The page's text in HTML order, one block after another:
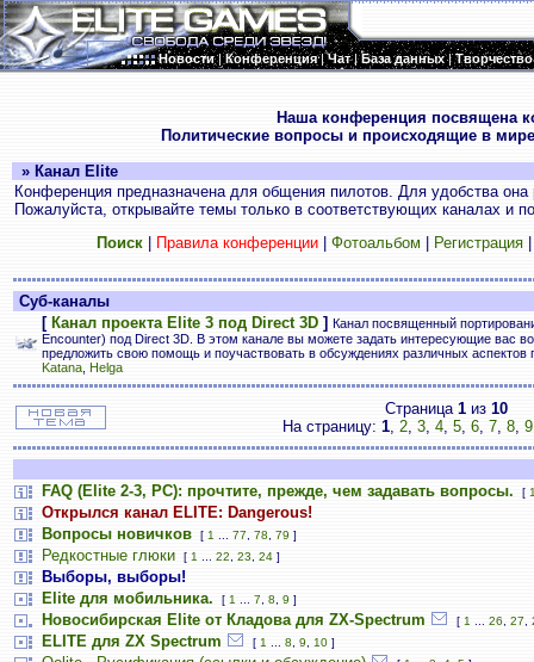
Новости|Конференция|Чат|База данных|Творчество
Наша конференция посвящена
Политические вопросы и происходящие в
» Канал Elite
Конференция предназначена для общения пилотов. Для удобства
Пожалуйста, открывайте темы только в соответствующих каналах и
Поиск| Правила конференции| Фотоальбом Регистрация
Суб-каналы
[ Канал проекта Elite 3 под Direct 3D ] Канал посвященный
Encounter) под Direct 3D. В этом канале вы можете задать интересующие вас
предложить свою помощь и поучаствовать в обсуждениях различных
Katana Helga
Страница 1 из 10
На страницу: 1, 2, 3, 4, 5, 6, 7, 8, 9
FAQ (Elite 2-3, PC): прочтите, прежде, чем задавать вопросы. [
Открылся канал ELITE: Dangerous!
Вопросы новичков
[ 1 77 78 79 ]
Редкостные глюки [ 1 22 23 24 ]
Выборы, выборы!
Elite для мобильника.
[ 1 7 8 9 ]
Новосибирская Elite от Кладова для ZX-Spectrum [ 1 26 27
ELITE для ZX Spectrum [ 1 8 9 10 ]